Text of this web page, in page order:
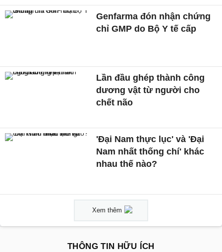
Genfarma đón nhận chứng
chỉ GMP do Bộ Y tế cấp
Lần đầu ghép thành công
dương vật từ người cho
chết não
'Đại Nam thực lục' và 'Đại
Nam nhất thống chí' khác
nhau thế nào?
Xem thêm
THÔNG TIN HỮU ÍCH